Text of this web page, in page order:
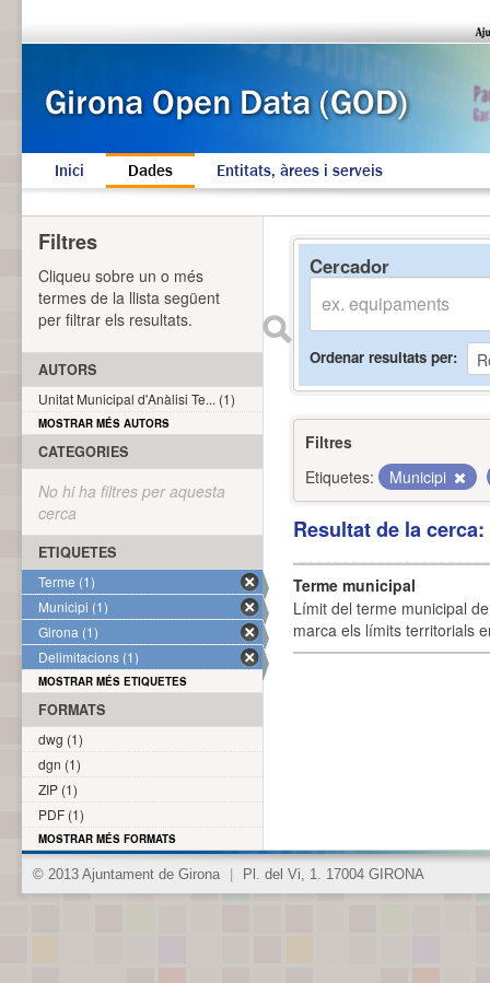
Inici Dades Entitats, àrees i serveis
Cercador
Ordenar resultats per
Filtres
Etiquetes:
Municipi
Resultat de la
Terme municipal
Límit del terme municipal
marca els límits territorials
Filtres
Cliqueu sobre un o més
termes de la llista següent
per filtrar els resultats.
AUTORS
Unitat Municipal d'Anàlisi Te... (1)
MOSTRAR MÉS AUTORS
CATEGORIES
No hi ha filtres per aquesta
cerca
ETIQUETES
Terme (1)
Municipi (1)
Girona (1)
Delimitacions (1)
MOSTRAR MÉS ETIQUETES
FORMATS
dwg (1)
dgn (1)
ZIP (1)
PDF (1)
MOSTRAR MÉS FORMATS
© 2013 Ajuntament de Girona Pl. del Vi, 1. 17004 GIRONA